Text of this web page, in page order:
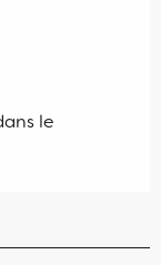
le